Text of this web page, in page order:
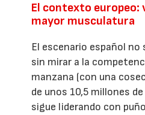
El contexto europeo:
mayor musculatura
El escenario español no
sin mirar a la
manzana (con una
de unos 10,5 millones
sigue liderando con